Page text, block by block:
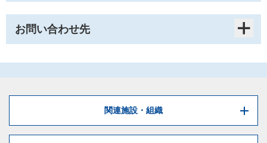
説明をします。しっかり理解していただくために、2段階で実施します。
両方への参加が必須です。
■新入生ガイダンス(オンライン)3/18より公開中です。
について、必ず
ご覧ください。Moodleへのアクセ
1) 新入生アンケート
新入生アンケートは、皆さんが東京国際大学で取り組みたいことなど、
【対象者】
1) 各学部のメインキャンパス
修学キャンパスは学部(学科)によって異なります。
川越第１キャンパス
お問い合わせ先
関連施設・組織